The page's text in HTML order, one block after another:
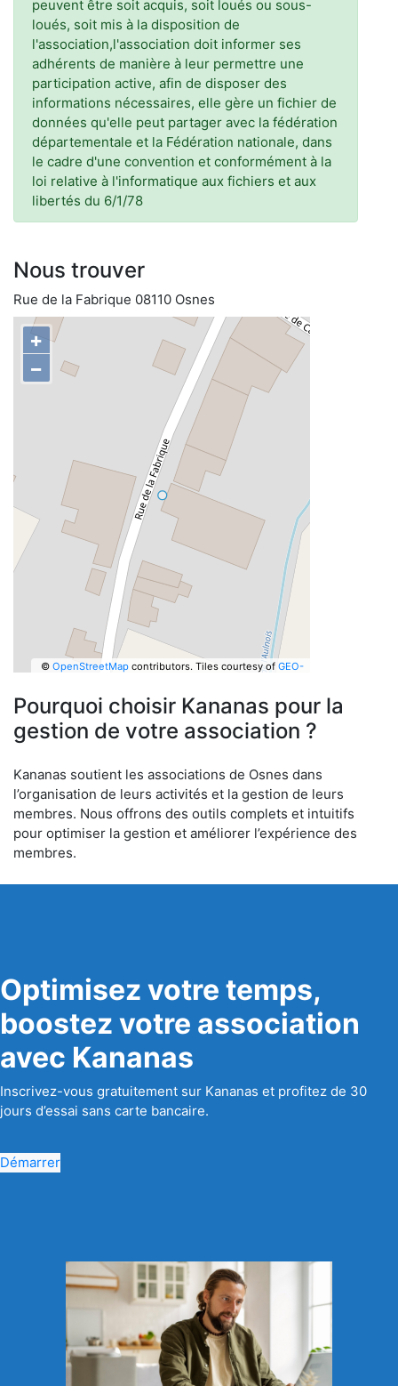
peuvent être soit acquis, soit loués ou sous-
loués, soit mis à la disposition de
l'association,l'association doit informer ses
adhérents de manière à leur permettre une
participation active, afin de disposer des
informations nécessaires, elle gère un fichier de
données qu'elle peut partager avec la fédération
départementale et la Fédération nationale, dans
le cadre d'une convention et conformément à la
loi relative à l'informatique aux fichiers et aux
libertés du 6/1/78
Nous trouver
Rue de la Fabrique 08110 Osnes
+
−
© OpenStreetMapcontributors. Tiles courtesy of GEO-
Pourquoi choisir Kananas pour la
gestion de votre association ?
Kananas soutient les associations de Osnes dans
l’organisation de leurs activités et la gestion de leurs
membres. Nous offrons des outils complets et intuitifs
pour optimiser la gestion et améliorer l’expérience des
membres.
Optimisez votre temps,
boostez votre association
avec Kananas
Inscrivez-vous gratuitement sur Kananas et profitez de 30
jours d’essai sans carte bancaire.
Démarrer